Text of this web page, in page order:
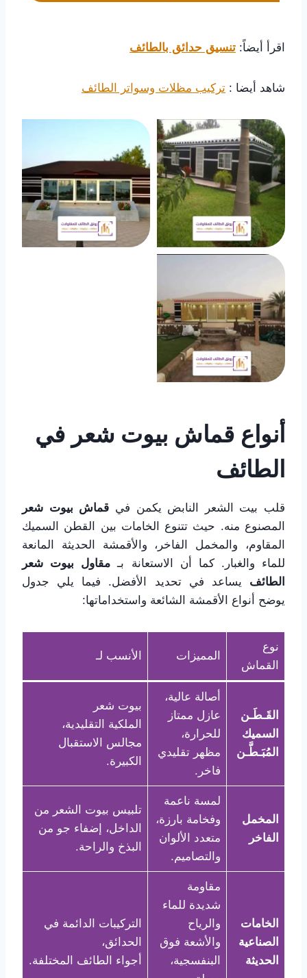
اقرأ أيضاً: تنسيق حدائق بالطائف
شاهد أيضا : تركيب مظلات وسواتر الطائف
أنواع قماش بيوت شعر في
الطائف
قلب بيت الشعر النابض يكمن في قماش بيوت شعر
المصنوع منه. حيث تتنوع الخامات بين القطن السميك
المقاوم، والمخمل الفاخر، والأقمشة الحديثة المانعة
للماء والغبار. كما أن الاستعانة بـ مقاول بيوت شعر
الطائف يساعد في تحديد الأفضل. فيما يلي جدول
يوضح أنواع الأقمشة الشائعة واستخداماتها:
نوع
القماش
المميزات الأنسب لـ
القَـطَـن
السميك
المُبَـطَّـن
أصالة عالية،
عازل ممتاز
للحرارة،
مظهر تقليدي
فاخر.
بيوت شعر
الملكية التقليدية،
مجالس الاستقبال
الكبيرة.
المخمل
الفاخر
لمسة ناعمة
وفخامة بارزة،
متعدد الألوان
والتصاميم.
تلبيس بيوت الشعر من
الداخل، إضفاء جو من
البذخ والراحة.
الخامات
الصناعية
الحديثة
مقاومة
شديدة للماء
والرياح
والأشعة فوق
البنفسجية،
التركيبات الدائمة في
الحدائق،
أجواء الطائف المختلفة.